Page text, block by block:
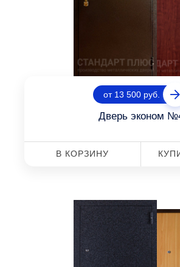
от 13 500 руб.
Дверь эконом
В КОРЗИНУ